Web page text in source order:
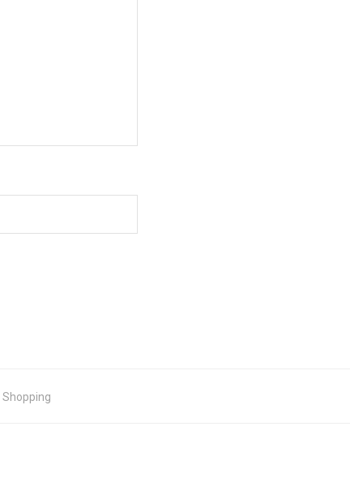
Shopping